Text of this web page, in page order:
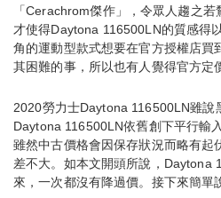
「Cerachrom傑作」，令眾人趨之
才使得Daytona 116500LN的質感得
角的運動型款式想要在官方授權店
其困難的事，所以也有人覺得官方定
2020勞力士Daytona 116500LN雖說
Daytona 116500LN依舊創下平行輸
雖然中古價格會因保存狀況而略有起
差不大。如本文開頭所說，Daytona
來，一次都沒有降過價。接下來簡單